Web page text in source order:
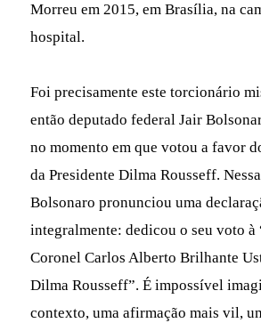
Morreu em 2015, em Brasília, na
hospital.
Foi precisamente este torcionário
então deputado federal Jair
no momento em que votou a favor
da Presidente Dilma Rousseff.
Bolsonaro pronunciou uma
integralmente: dedicou o seu voto à
Coronel Carlos Alberto Brilhante
Dilma Rousseff”. É impossível
contexto, uma afirmação mais vil,